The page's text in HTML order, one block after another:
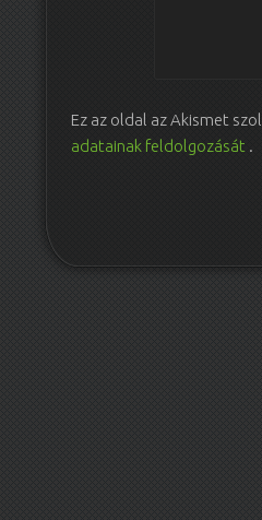
Ez az oldal az Akismet
adatainak feldolgozását .